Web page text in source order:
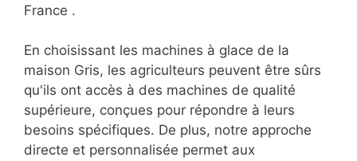
France .
En choisissant les machines à glace de la
maison Gris, les agriculteurs peuvent être sûrs
qu'ils ont accès à des machines de qualité
supérieure, conçues pour répondre à leurs
besoins spécifiques. De plus, notre approche
directe et personnalisée permet aux